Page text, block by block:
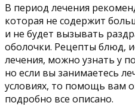
В период лечения
которая не содержит
и не будет вызывать
оболочки. Рецепты блюд,
лечения, можно узнать у
но если вы занимаетесь
условиях, то помощь вам
подробно все описано.